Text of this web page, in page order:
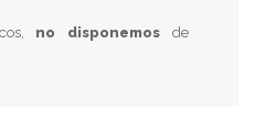
no disponemos de